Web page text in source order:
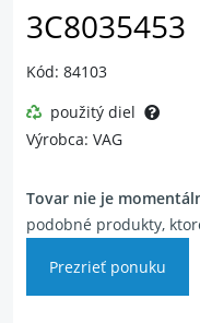
3C8035453
Kód: 84103
použitý diel
Výrobca: VAG
Tovar nie je
podobné produkty,
Prezrieť ponuku